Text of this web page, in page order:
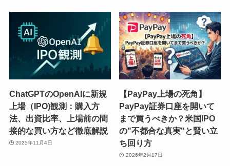
ChatGPTのOpenAIに新規
上場（IPO)観測：購入方
法、出資比率、上場前の間
接的な買い方など徹底解説
2025年11月4日
【PayPay上場の死角】
PayPay証券口座を開いて
まで買うべきか？米国IPO
の"不都合な真実"と賢い立
ち回り方
2026年2月17日